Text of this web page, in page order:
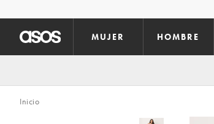
MUJER HOMBRE
Inicio